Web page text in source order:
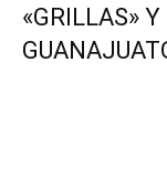
«GRILLAS» Y